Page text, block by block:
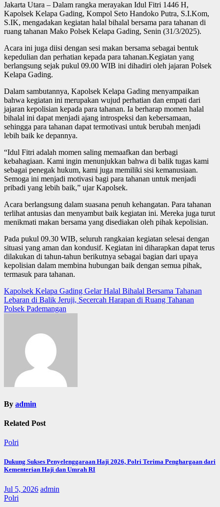
Jakarta Utara – Dalam rangka merayakan Idul Fitri 1446 H,
Kapolsek Kelapa Gading, Kompol Seto Handoko Putra, S.I.Kom,
S.IK, mengadakan kegiatan halal bihalal bersama para tahanan di
ruang tahanan Mako Polsek Kelapa Gading, Senin (31/3/2025).
Acara ini juga diisi dengan sesi makan bersama sebagai bentuk
kepedulian dan perhatian kepada para tahanan.Kegiatan yang
berlangsung sejak pukul 09.00 WIB ini dihadiri oleh jajaran Polsek
Kelapa Gading.
Dalam sambutannya, Kapolsek Kelapa Gading menyampaikan
bahwa kegiatan ini merupakan wujud perhatian dan empati dari
jajaran kepolisian kepada para tahanan. Ia berharap momen halal
bihalal ini dapat menjadi ajang introspeksi dan kebersamaan,
sehingga para tahanan dapat termotivasi untuk berubah menjadi
lebih baik ke depannya.
“Idul Fitri adalah momen saling memaafkan dan berbagi
kebahagiaan. Kami ingin menunjukkan bahwa di balik tugas kami
sebagai penegak hukum, kami juga memiliki sisi kemanusiaan.
Semoga ini menjadi motivasi bagi para tahanan untuk menjadi
pribadi yang lebih baik,” ujar Kapolsek.
Acara berlangsung dalam suasana penuh kehangatan. Para tahanan
terlihat antusias dan menyambut baik kegiatan ini. Mereka juga turut
menikmati makan bersama yang disediakan oleh pihak kepolisian.
Pada pukul 09.30 WIB, seluruh rangkaian kegiatan selesai dengan
situasi yang aman dan kondusif. Kegiatan ini diharapkan dapat terus
dilakukan di tahun-tahun berikutnya sebagai bagian dari upaya
kepolisian dalam membina hubungan baik dengan semua pihak,
termasuk para tahanan.
Post
navigation
Kapolsek Kelapa Gading Gelar Halal Bihalal Bersama Tahanan
Lebaran di Balik Jeruji, Secercah Harapan di Ruang Tahanan
Polsek Pademangan
By admin
Related Post
Polri
Dukung Sukses Penyelenggaraan Haji 2026, Polri Terima Penghargaan dari
Kementerian Haji dan Umrah RI
Jul 5, 2026 admin
Polri